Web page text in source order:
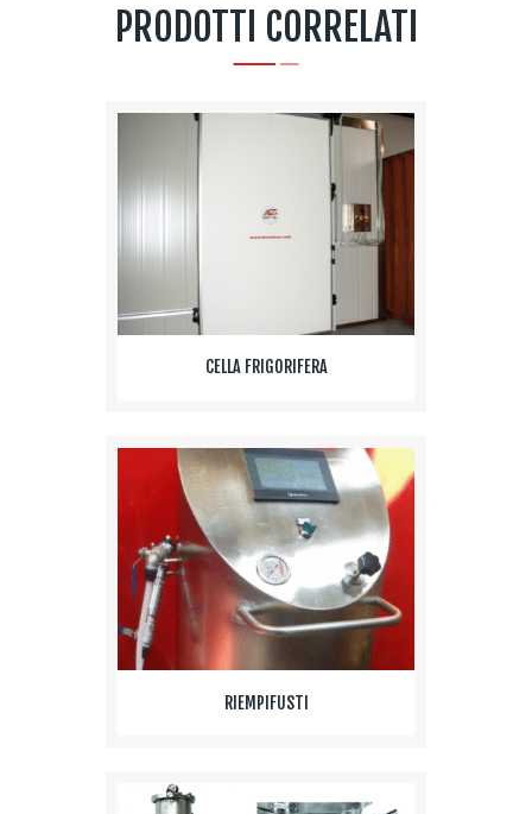
PRODOTTI CORRELATI
CELLA FRIGORIFERA
RIEMPIFUSTI